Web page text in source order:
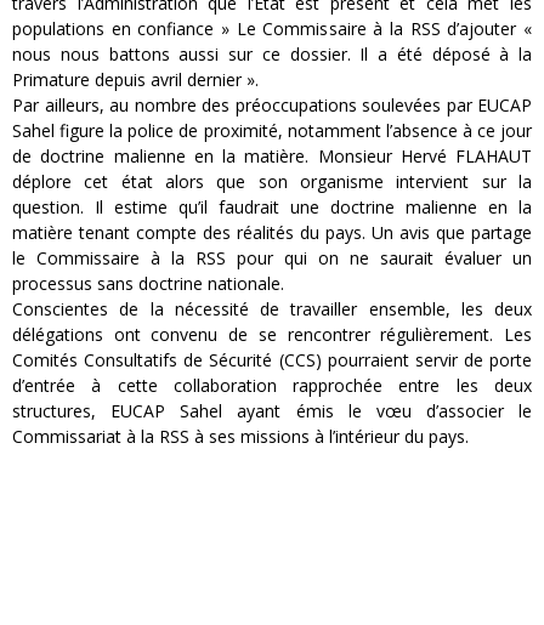
populations en confiance » Le Commissaire à la RSS d’ajouter «
nous nous battons aussi sur ce dossier. Il a été déposé à la
Primature depuis avril dernier ».
Par ailleurs, au nombre des préoccupations soulevées par EUCAP
Sahel figure la police de proximité, notamment l’absence à ce jour
de doctrine malienne en la matière. Monsieur Hervé FLAHAUT
déplore cet état alors que son organisme intervient sur la
question. Il estime qu’il faudrait une doctrine malienne en la
matière tenant compte des réalités du pays. Un avis que partage
le Commissaire à la RSS pour qui on ne saurait évaluer un
processus sans doctrine nationale.
Conscientes de la nécessité de travailler ensemble, les deux
délégations ont convenu de se rencontrer régulièrement. Les
Comités Consultatifs de Sécurité (CCS) pourraient servir de porte
d’entrée à cette collaboration rapprochée entre les deux
structures, EUCAP Sahel ayant émis le vœu d’associer le
Commissariat à la RSS à ses missions à l’intérieur du pays.